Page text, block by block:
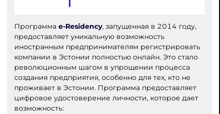
Программа e-Residency, запущенная в 2014 году,
предоставляет уникальную возможность
иностранным предпринимателям регистрировать
компании в Эстонии полностью онлайн. Это стало
революционным шагом в упрощении процесса
создания предприятия, особенно для тех, кто не
проживает в Эстонии. Программа предоставляет
цифровое удостоверение личности, которое дает
возможность: